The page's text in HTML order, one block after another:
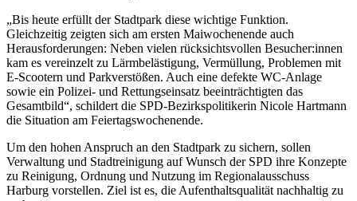
„Bis heute erfüllt der Stadtpark diese wichtige Funktion.
Gleichzeitig zeigten sich am ersten Maiwochenende auch
Herausforderungen: Neben vielen rücksichtsvollen Besucher:innen
kam es vereinzelt zu Lärmbelästigung, Vermüllung, Problemen mit
E‑Scootern und Parkverstößen. Auch eine defekte WC-Anlage
sowie ein Polizei- und Rettungseinsatz beeinträchtigten das
Gesamtbild“, schildert die SPD-Bezirkspolitikerin Nicole Hartmann
die Situation am Feiertagswochenende.
Um den hohen Anspruch an den Stadtpark zu sichern, sollen
Verwaltung und Stadtreinigung auf Wunsch der SPD ihre Konzepte
zu Reinigung, Ordnung und Nutzung im Regionalausschuss
Harburg vorstellen. Ziel ist es, die Aufenthaltsqualität nachhaltig zu